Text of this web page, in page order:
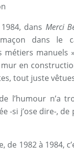
dans Merci
dans le
métiers manuels
en
tout juste
l’humour n’a
-si j’ose dire-,
de 1982 à 1984,